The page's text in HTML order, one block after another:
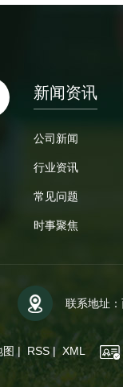
新闻资讯
公司新闻
行业资讯
常见问题
时事聚焦
联系地址
图 | RSS| XML